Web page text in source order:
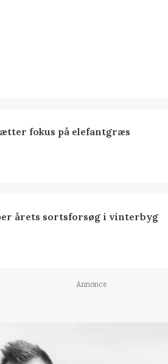
fokus på elefantgræs
årets sortsforsøg i vinterbyg
Annonce